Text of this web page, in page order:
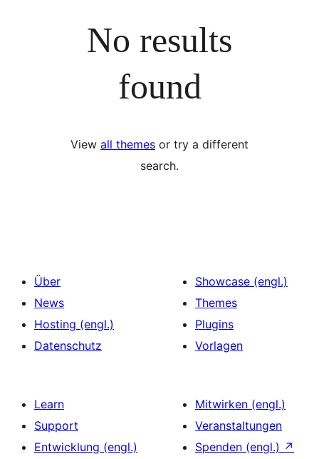
No results
found
View all themes or try a different
search.
Über
News
Hosting (engl.)
Datenschutz
Showcase (engl.)
Themes
Plugins
Vorlagen
Learn
Support
Entwicklung (engl.)
Mitwirken (engl.)
Veranstaltungen
Spenden (engl.) ↗